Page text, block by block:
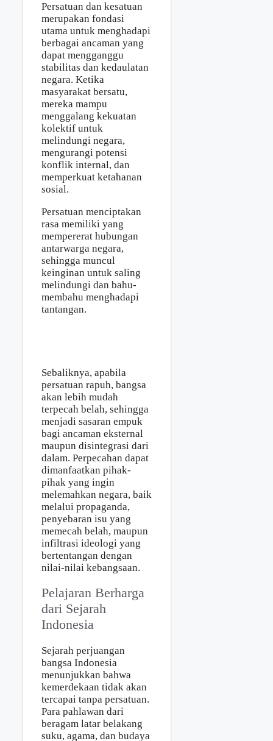
Persatuan dan kesatuan
merupakan fondasi
utama untuk menghadapi
berbagai ancaman yang
dapat mengganggu
stabilitas dan kedaulatan
negara. Ketika
masyarakat bersatu,
mereka mampu
menggalang kekuatan
kolektif untuk
melindungi negara,
mengurangi potensi
konflik internal, dan
memperkuat ketahanan
sosial.
Persatuan menciptakan
rasa memiliki yang
mempererat hubungan
antarwarga negara,
sehingga muncul
keinginan untuk saling
melindungi dan bahu-
membahu menghadapi
tantangan.
Sebaliknya, apabila
persatuan rapuh, bangsa
akan lebih mudah
terpecah belah, sehingga
menjadi sasaran empuk
bagi ancaman eksternal
maupun disintegrasi dari
dalam. Perpecahan dapat
dimanfaatkan pihak-
pihak yang ingin
melemahkan negara, baik
melalui propaganda,
penyebaran isu yang
memecah belah, maupun
infiltrasi ideologi yang
bertentangan dengan
nilai-nilai kebangsaan.
Pelajaran Berharga
dari Sejarah
Indonesia
Sejarah perjuangan
bangsa Indonesia
menunjukkan bahwa
kemerdekaan tidak akan
tercapai tanpa persatuan.
Para pahlawan dari
beragam latar belakang
suku, agama, dan budaya